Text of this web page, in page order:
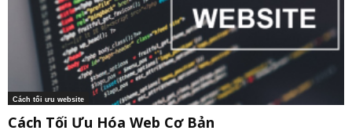
Cách tối ưu website
Cách Tối Ưu Hóa Web Cơ Bản